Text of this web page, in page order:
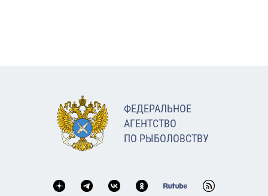
ФЕДЕРАЛЬНОЕ
АГЕНТСТВО
ПО РЫБОЛОВСТВУ